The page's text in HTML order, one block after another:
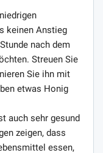
keinen Anstieg
nach dem
Streuen Sie
Sie ihn mit
etwas Honig
auch sehr gesund
zeigen, dass
essen,